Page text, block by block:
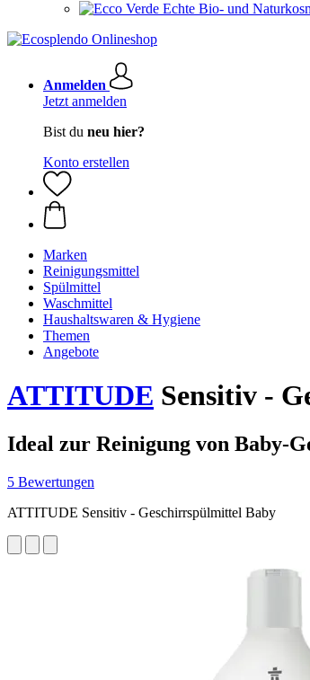
Echte Bio- und
Anmelden
Jetzt anmelden
Bist du neu hier?
Konto erstellen
Marken
Reinigungsmittel
Spülmittel
Waschmittel
Haushaltswaren & Hygiene
Themen
Angebote
ATTITUDE Sensitiv -
Ideal zur Reinigung von Baby-
5 Bewertungen
ATTITUDE Sensitiv - Geschirrspülmittel Baby